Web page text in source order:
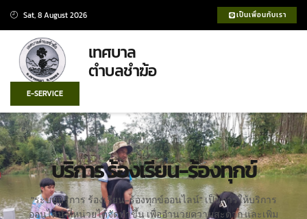
Sat, 8 August 2026 เป็นเพื่อนกับเรา
เทศบาล
ตำบลชำฆ้อ
E-SERVICE
บริการ ร้องเรียน-ร้องทุกข์
"ระบบบริการ ร้องเรียน-ร้องทุกข์ออนไลน์" เป็นการให้บริการ
ออนไลน์ ที่หน่วยได้จัดทำขึ้น เพื่ออำนวยความสะดวก และเพิ่ม